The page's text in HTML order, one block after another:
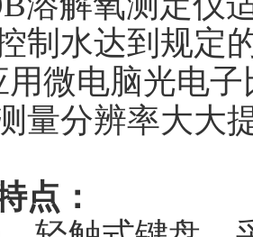
制水达到规定
用微电脑光电
量分辨率大大
点：